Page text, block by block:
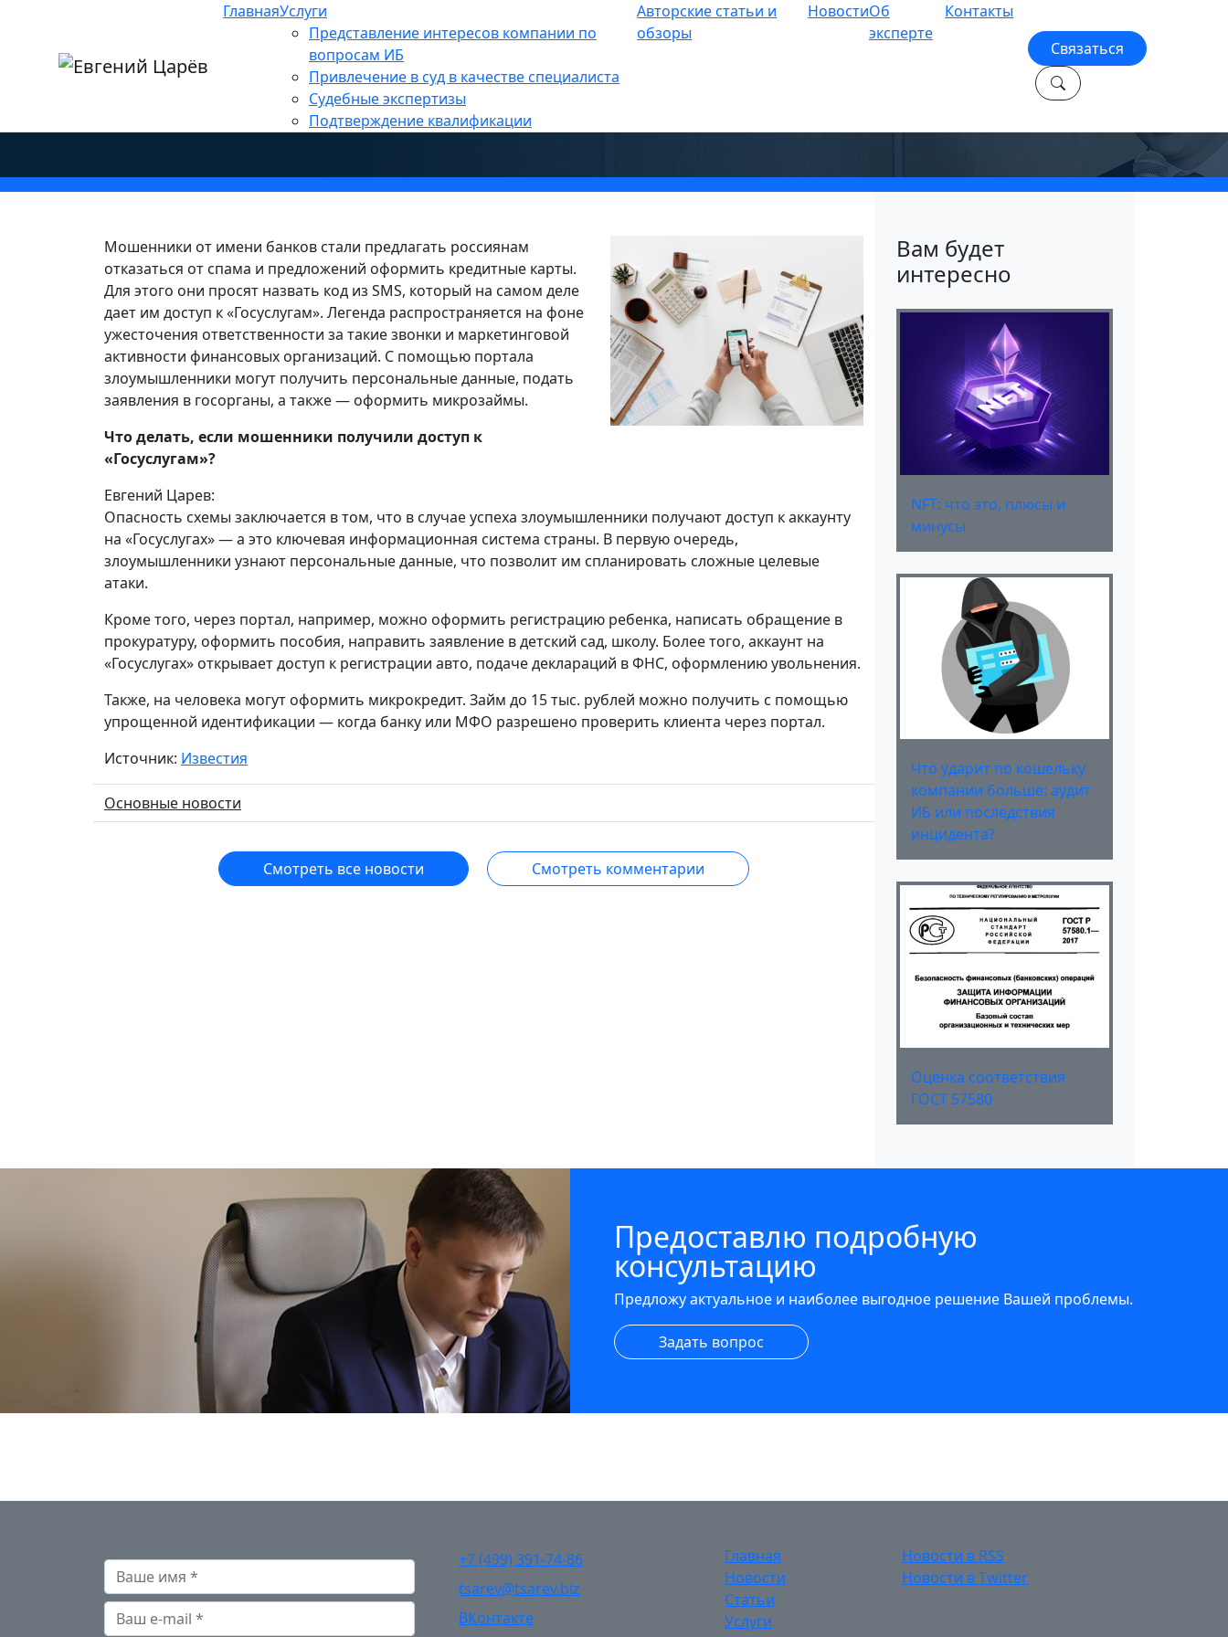
ГлавнаяУслуги
Представление интересов компании по
вопросам ИБ
Привлечение в суд в качестве специалиста
Судебные экспертизы
Подтверждение квалификации
Авторские статьи и
обзоры
НовостиОб
эксперте
Контакты
Связаться
Основные новости»
Займ и против: мошенники от имени банков предлагают
отказаться от спама
Мошенники от имени банков стали предлагать россиянам
отказаться от спама и предложений оформить кредитные карты.
Для этого они просят назвать код из SMS, который на самом деле
дает им доступ к «Госуслугам». Легенда распространяется на фоне
ужесточения ответственности за такие звонки и маркетинговой
активности финансовых организаций. С помощью портала
злоумышленники могут получить персональные данные, подать
заявления в госорганы, а также — оформить микрозаймы.
Что делать, если мошенники получили доступ к
«Госуслугам»?
Евгений Царев:
Опасность схемы заключается в том, что в случае успеха злоумышленники получают доступ к аккаунту
на «Госуслугах» — а это ключевая информационная система страны. В первую очередь,
злоумышленники узнают персональные данные, что позволит им спланировать сложные целевые
атаки.
Кроме того, через портал, например, можно оформить регистрацию ребенка, написать обращение в
прокуратуру, оформить пособия, направить заявление в детский сад, школу. Более того, аккаунт на
«Госуслугах» открывает доступ к регистрации авто, подаче деклараций в ФНС, оформлению увольнения.
Также, на человека могут оформить микрокредит. Займ до 15 тыс. рублей можно получить с помощью
упрощенной идентификации — когда банку или МФО разрешено проверить клиента через портал.
Источник: Известия
Основные новости
Смотреть все новости Смотреть комментарии
Вам будет
интересно
NFT: что это, плюсы и
минусы
Что ударит по кошельку
компании больше: аудит
ИБ или последствия
инцидента?
Оценка соответствия
ГОСТ 57580
Предоставлю подробную
консультацию
Предложу актуальное и наиболее выгодное решение Вашей проблемы.
Задать вопрос
+7 (499) 391-74-86
tsarev@tsarev.biz
ВКонтакте
Главная
Новости
Статьи
Услуги
Новости в RSS
Новости в Twitter